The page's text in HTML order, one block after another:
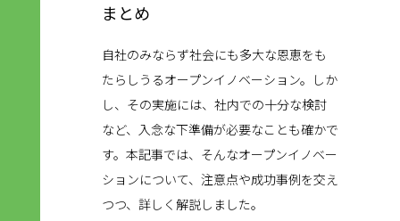
まとめ
自社のみならず社会にも多大な恩恵をも
たらしうるオープンイノベーション。しか
し、その実施には、社内での十分な検討
など、入念な下準備が必要なことも確かで
す。本記事では、そんなオープンイノベー
ションについて、注意点や成功事例を交え
つつ、詳しく解説しました。